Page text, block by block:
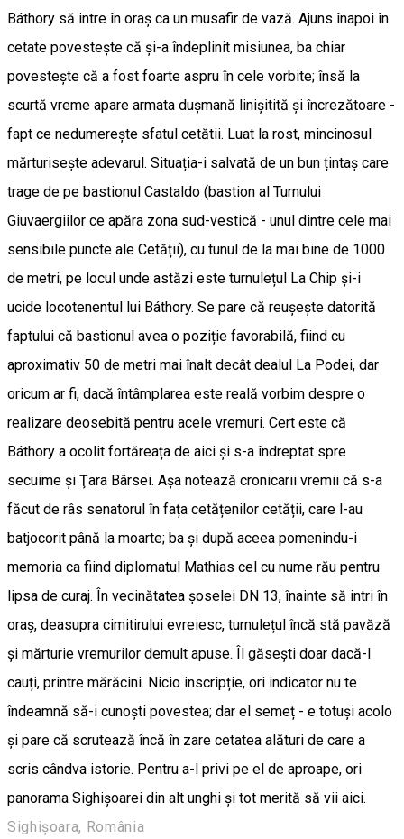
Báthory să intre în oraș ca un musafir de vază. Ajuns înapoi în
cetate povestește că și-a îndeplinit misiunea, ba chiar
povestește că a fost foarte aspru în cele vorbite; însă la
scurtă vreme apare armata dușmană linișitită și încrezătoare -
fapt ce nedumerește sfatul cetătii. Luat la rost, mincinosul
mărturisește adevarul. Situația-i salvată de un bun țintaș care
trage de pe bastionul Castaldo (bastion al Turnului
Giuvaergiilor ce apăra zona sud-vestică - unul dintre cele mai
sensibile puncte ale Cetății), cu tunul de la mai bine de 1000
de metri, pe locul unde astăzi este turnulețul La Chip și-i
ucide locotenentul lui Báthory. Se pare că reușește datorită
faptului că bastionul avea o poziție favorabilă, fiind cu
aproximativ 50 de metri mai înalt decât dealul La Podei, dar
oricum ar fi, dacă întâmplarea este reală vorbim despre o
realizare deosebită pentru acele vremuri. Cert este că
Báthory a ocolit fortăreața de aici și s-a îndreptat spre
secuime şi Ţara Bârsei. Așa notează cronicarii vremii că s-a
făcut de râs senatorul în fața cetățenilor cetății, care l-au
batjocorit până la moarte; ba și după aceea pomenindu-i
memoria ca fiind diplomatul Mathias cel cu nume rău pentru
lipsa de curaj. În vecinătatea șoselei DN 13, înainte să intri în
oraș, deasupra cimitirului evreiesc, turnulețul încă stă pavăză
și mărturie vremurilor demult apuse. Îl găsești doar dacă-l
cauți, printre mărăcini. Nicio inscripție, ori indicator nu te
îndeamnă să-i cunoști povestea; dar el semeț - e totuși acolo
și pare că scrutează încă în zare cetatea alături de care a
scris cândva istorie. Pentru a-l privi pe el de aproape, ori
panorama Sighișoarei din alt unghi și tot merită să vii aici.
Sighișoara, România